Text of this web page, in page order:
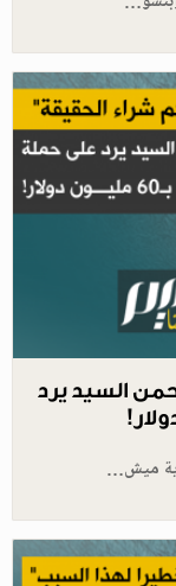
السيد يرد
ميش…